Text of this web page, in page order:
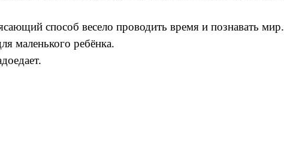
способ весело проводить время и познавать мир.
маленького ребёнка.